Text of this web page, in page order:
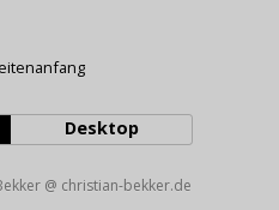
Desktop
@ christian-bekker.de